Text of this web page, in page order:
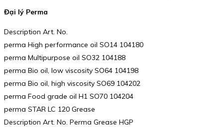
Đại lý Perma
Description Art. No.
perma High performance oil SO14 104180
perma Multipurpose oil SO32 104188
perma Bio oil, low viscosity SO64 104198
perma Bio oil, high viscosity SO69 104202
perma Food grade oil H1 SO70 104204
perma STAR LC 120 Grease
Description Art. No. Perma Grease HGP